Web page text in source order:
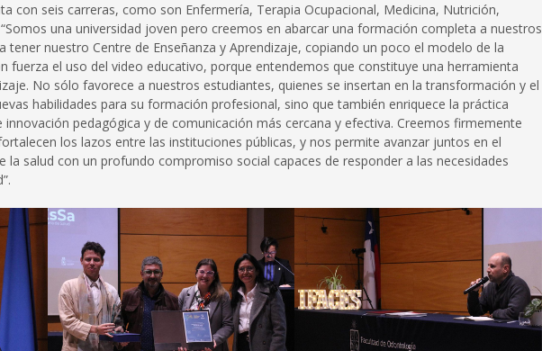
con seis carreras, como son Enfermería, Terapia Ocupacional, Medicina, Nutrición,
una universidad joven pero creemos en abarcar una formación completa a nuestros
tener nuestro Centre de Enseñanza y Aprendizaje, copiando un poco el modelo de la
fuerza el uso del video educativo, porque entendemos que constituye una herramienta
No sólo favorece a nuestros estudiantes, quienes se insertan en la transformación y el
habilidades para su formación profesional, sino que también enriquece la práctica
pedagógica y de comunicación más cercana y efectiva. Creemos firmemente
los lazos entre las instituciones públicas, y nos permite avanzar juntos en el
salud con un profundo compromiso social capaces de responder a las necesidades